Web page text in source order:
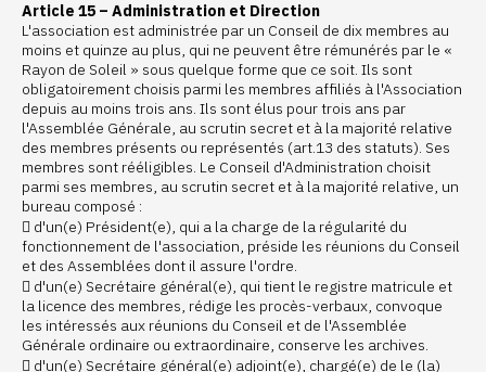
Article 15 – Administration et Direction
L'association est administrée par un Conseil de dix membres au
moins et quinze au plus, qui ne peuvent être rémunérés par le «
Rayon de Soleil » sous quelque forme que ce soit. Ils sont
obligatoirement choisis parmi les membres affiliés à l'Association
depuis au moins trois ans. Ils sont élus pour trois ans par
l'Assemblée Générale, au scrutin secret et à la majorité relative
des membres présents ou représentés (art.13 des statuts). Ses
membres sont rééligibles. Le Conseil d'Administration choisit
parmi ses membres, au scrutin secret et à la majorité relative, un
bureau composé :
 d'un(e) Président(e), qui a la charge de la régularité du
fonctionnement de l'association, préside les réunions du Conseil
et des Assemblées dont il assure l'ordre.
 d'un(e) Secrétaire général(e), qui tient le registre matricule et
la licence des membres, rédige les procès-verbaux, convoque
les intéressés aux réunions du Conseil et de l'Assemblée
Générale ordinaire ou extraordinaire, conserve les archives.
 d'un(e) Secrétaire général(e) adjoint(e), chargé(e) de le (la)